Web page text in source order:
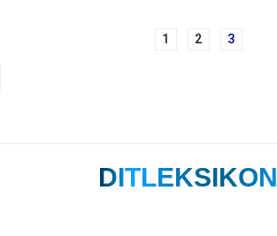
1 2 3
DITLEKSIKON